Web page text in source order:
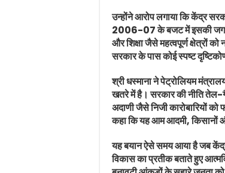
उन्होंने आरोप लगाया कि केंद्र
2006-07 के बजट में इसकी जगह
और शिक्षा जैसे महत्वपूर्ण क्षेत्रों
सरकार के पास कोई स्पष्ट
श्री धस्माना ने पेट्रोलियम
खतरे में है। सरकार की नीति तेल-
अदाणी जैसे निजी कारोबारियों
कहा कि यह आम आदमी, किसानों
यह बयान ऐसे समय आया है जब
विकास का प्रतीक बताते हुए